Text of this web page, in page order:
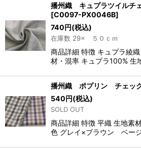
播州織 キュプラツイルチ
[C0097-PX0046B]
740円(税込)
在庫数 29× ５０ｃｍ
商品詳細 特徴 キュプラ綾
材・混率 キュプラ100% 生
播州織 ポプリン チェッ
540円(税込)
SOLD OUT
商品詳細 特徴 平織 生地素
色 グレイ×ブラウン ベー